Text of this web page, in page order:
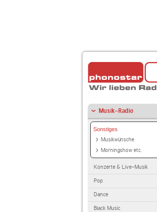
Musik-Radio
Sonstiges
Musikwünsche
Morningshow etc.
Konzerte & Live-Musik
Pop
Dance
Black Music